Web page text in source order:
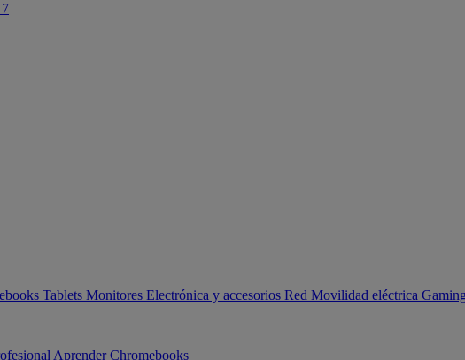
Tablets Monitores Electrónica y accesorios Red Movilidad eléctrica
Aprender Chromebooks